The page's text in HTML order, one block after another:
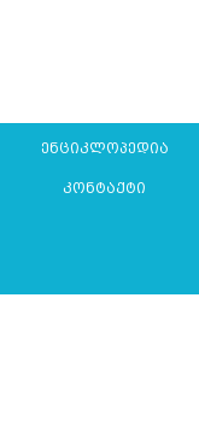
ენციკლოპედია
კონტაქტი